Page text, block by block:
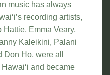
music has always
recording artists,
Emma Veary,
Kaleikini, Palani
Ho, were all
and became